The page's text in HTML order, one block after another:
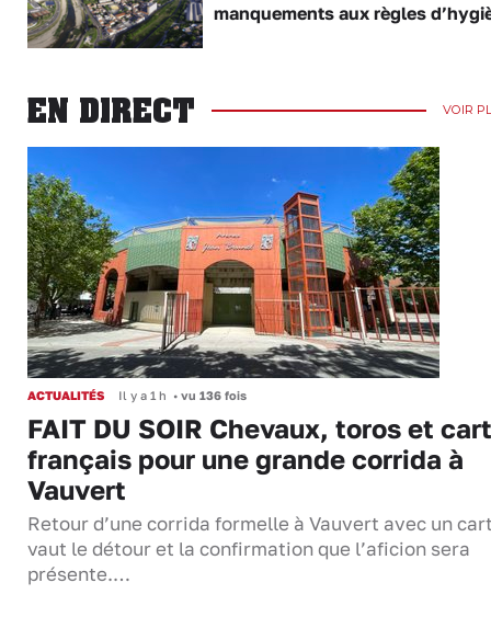
manquements aux règles
EN DIRECT VOIR
ACTUALITÉS Il y a 1 h • vu 136 fois
FAIT DU SOIR Chevaux, toros et
français pour une grande corrida à
Vauvert
Retour d’une corrida formelle à Vauvert avec un
vaut le détour et la confirmation que l’aficion sera
présente.…